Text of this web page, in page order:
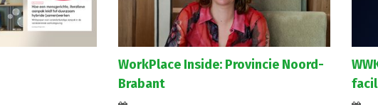
WorkPlace Inside: Provincie Noord-
Brabant